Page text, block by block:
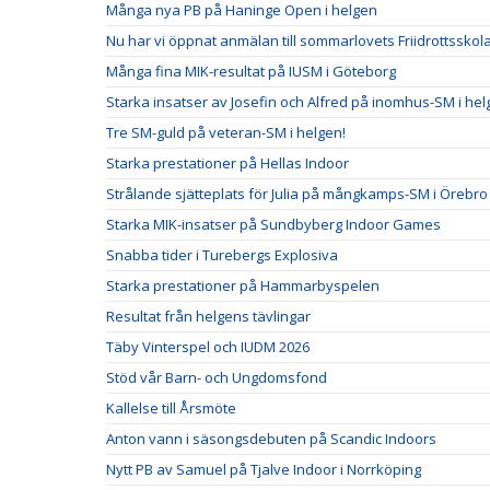
Många nya PB på Haninge Open i helgen
Nu har vi öppnat anmälan till sommarlovets Friidrottsskola
Många fina MIK-resultat på IUSM i Göteborg
Starka insatser av Josefin och Alfred på inomhus-SM i
Tre SM-guld på veteran-SM i helgen!
Starka prestationer på Hellas Indoor
Strålande sjätteplats för Julia på mångkamps-SM i Örebro
Starka MIK-insatser på Sundbyberg Indoor Games
Snabba tider i Turebergs Explosiva
Starka prestationer på Hammarbyspelen
Resultat från helgens tävlingar
Täby Vinterspel och IUDM 2026
Stöd vår Barn- och Ungdomsfond
Kallelse till Årsmöte
Anton vann i säsongsdebuten på Scandic Indoors
Nytt PB av Samuel på Tjalve Indoor i Norrköping